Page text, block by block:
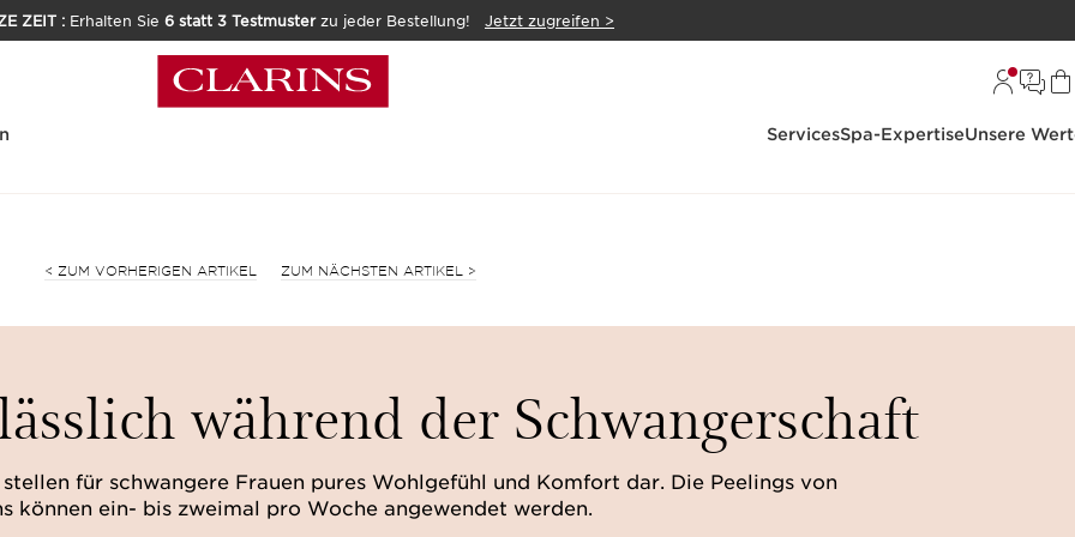
ZEIT : Erhalten Sie 6 statt 3 Testmusterzu jeder Bestellung!
Jetzt zugreifen >
ServicesSpa-ExpertiseUnsere
< ZUM VORHERIGEN ARTIKEL ZUM NÄCHSTEN ARTIKEL >
während der Schwangerschaft
für schwangere Frauen pures Wohlgefühl und Komfort dar. Die Peelings von
können ein- bis zweimal pro Woche angewendet werden.